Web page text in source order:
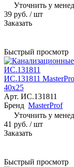
Уточнить у
39 руб. / шт
Заказать
Быстрый просмотр
ИС.131811
40х25
Арт. ИС.131811
Бренд MasterProf
Уточнить у
41 руб. / шт
Заказать
Быстрый просмотр